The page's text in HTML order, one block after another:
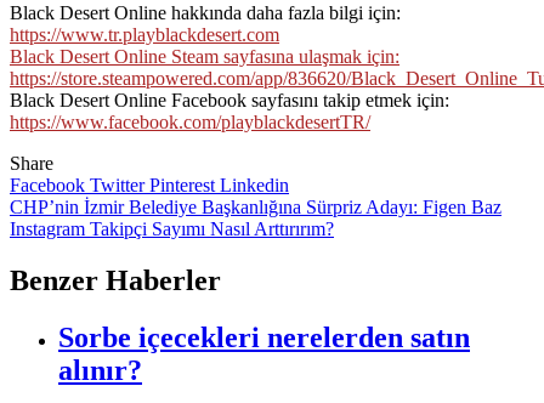
Black Desert Online hakkında daha fazla bilgi için:
https://www.tr.playblackdesert.com
Black Desert Online Steam sayfasına ulaşmak için:
https://store.steampowered.com/app/836620/
Black Desert Online Facebook sayfasını takip etmek için:
https://www.facebook.com/playblackdesertTR/
Share
Facebook TwitterPinterest Linkedin
Yazı
gezinmesi
CHP’nin İzmir Belediye Başkanlığına Sürpriz Adayı: Figen Baz
Instagram Takipçi Sayımı Nasıl Arttırırım?
Benzer Haberler
Sorbe içecekleri nerelerden satın
alınır?